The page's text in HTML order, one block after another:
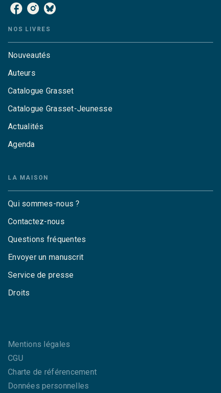
NOS LIVRES
Nouveautés
Auteurs
Catalogue Grasset
Catalogue Grasset-Jeunesse
Actualités
Agenda
LA MAISON
Qui sommes-nous ?
Contactez-nous
Questions fréquentes
Envoyer un manuscrit
Service de presse
Droits
Mentions légales
CGU
Charte de référencement
Données personnelles